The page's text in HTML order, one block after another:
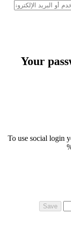
Your
To use social login